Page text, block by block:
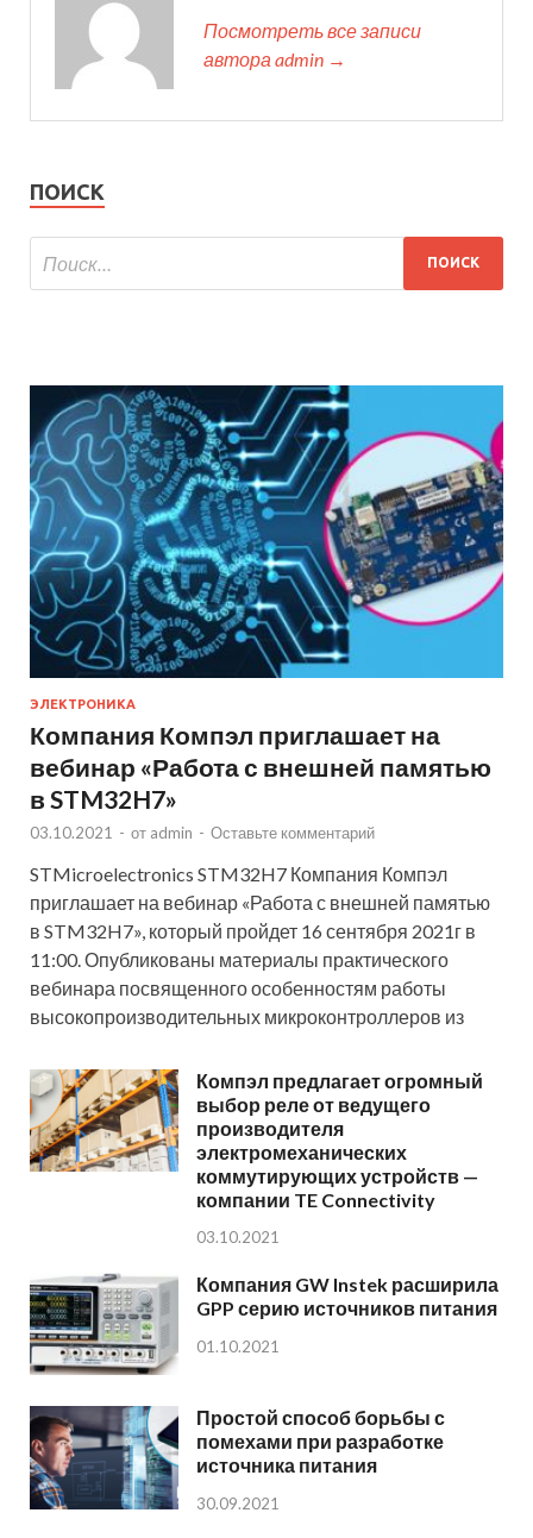
Посмотреть все записи
автора admin →
ПОИСК
ЭЛЕКТРОНИКА
Компания Компэл приглашает на
вебинар «Работа с внешней памятью
в STM32H7»
03.10.2021 - от admin - Оставьте комментарий
STMicroelectronics STM32H7 Компания Компэл
приглашает на вебинар «Работа с внешней памятью
в STM32H7», который пройдет 16 сентября 2021г в
11:00. Опубликованы материалы практического
вебинара посвященного особенностям работы
высокопроизводительных микроконтроллеров из
Компэл предлагает огромный
выбор реле от ведущего
производителя
электромеханических
коммутирующих устройств —
компании TE Connectivity
03.10.2021
Компания GW Instek расширила
GPP серию источников питания
01.10.2021
Простой способ борьбы с
помехами при разработке
источника питания
30.09.2021